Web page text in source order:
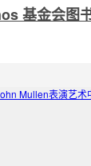
基金会图